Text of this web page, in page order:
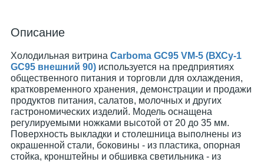
Описание
Холодильная витрина Carboma GC95 VM-5 (ВХСу-1
GC95 внешний 90) используется на предприятиях
общественного питания и торговли для охлаждения,
кратковременного хранения, демонстрации и продажи
продуктов питания, салатов, молочных и других
гастрономических изделий. Модель оснащена
регулируемыми ножками высотой от 20 до 35 мм.
Поверхность выкладки и столешница выполнены из
окрашенной стали, боковины - из пластика, опорная
стойка, кронштейны и обшивка светильника - из